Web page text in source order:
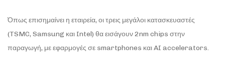
Όπως επισημαίνει η εταιρεία, οι τρεις μεγάλοι κατασκευαστές
(TSMC, Samsung και Intel) θα εισάγουν 2nm chips στην
παραγωγή, με εφαρμογές σε smartphones και AI accelerators.